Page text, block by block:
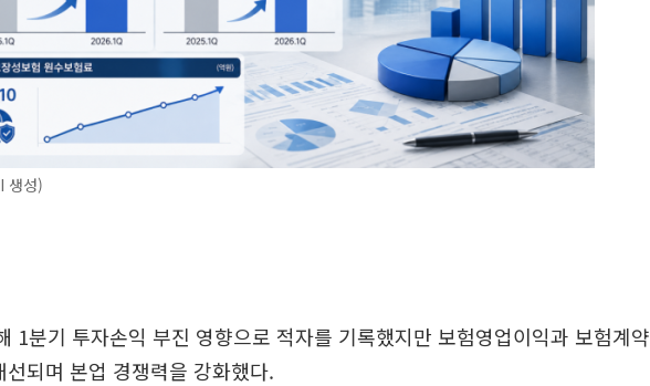
생성)
1분기 투자손익 부진 영향으로 적자를 기록했지만 보험영업이익과 보험계약
선되며 본업 경쟁력을 강화했다.